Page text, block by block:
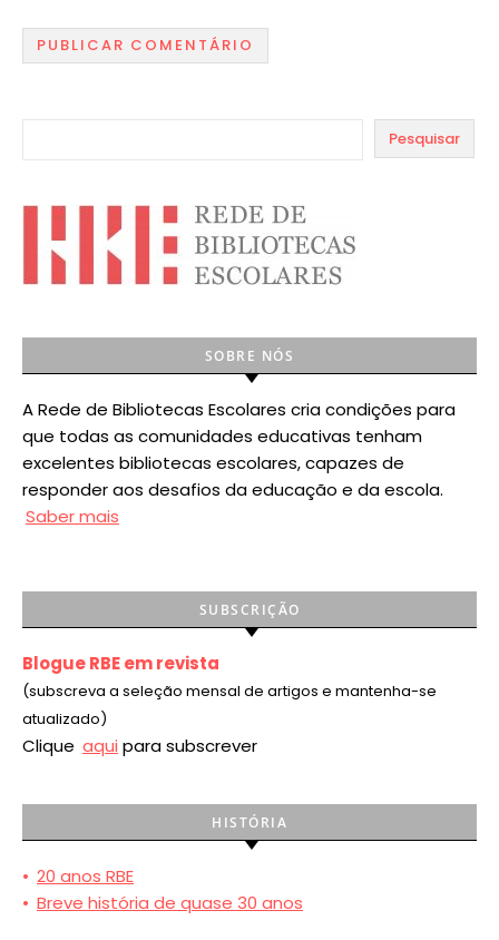
Pesquisar
SOBRE NÓS
A Rede de Bibliotecas Escolares cria condições para
que todas as comunidades educativas tenham
excelentes bibliotecas escolares, capazes de
responder aos desafios da educação e da escola.
Saber mais
SUBSCRIÇÃO
Blogue RBE em revista
(subscreva a seleção mensal de artigos e mantenha-se
atualizado)
Clique aqui para subscrever
HISTÓRIA
• 20 anos RBE
• Breve história de quase 30 anos